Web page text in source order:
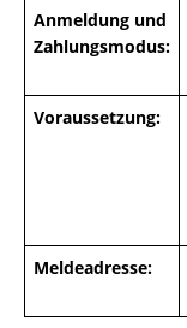
Anmeldung und
Zahlungsmodus:
Voraussetzung:
Meldeadresse: